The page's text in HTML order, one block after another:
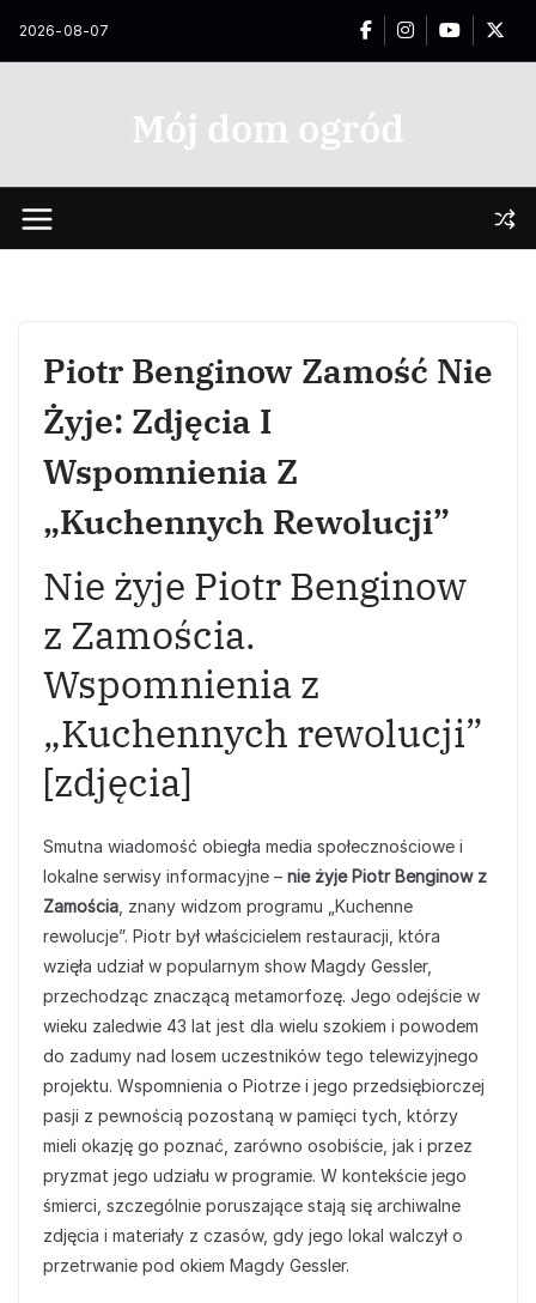
2026-08-07
Mój dom ogród
Piotr Benginow Zamość Nie
Żyje: Zdjęcia I
Wspomnienia Z
„Kuchennych Rewolucji”
Nie żyje Piotr Benginow
z Zamościa.
Wspomnienia z
„Kuchennych rewolucji”
[zdjęcia]
Smutna wiadomość obiegła media społecznościowe i
lokalne serwisy informacyjne – nie żyje Piotr Benginow z
Zamościa , znany widzom programu „Kuchenne
rewolucje”. Piotr był właścicielem restauracji, która
wzięła udział w popularnym show Magdy Gessler,
przechodząc znaczącą metamorfozę. Jego odejście w
wieku zaledwie 43 lat jest dla wielu szokiem i powodem
do zadumy nad losem uczestników tego telewizyjnego
projektu. Wspomnienia o Piotrze i jego przedsiębiorczej
pasji z pewnością pozostaną w pamięci tych, którzy
mieli okazję go poznać, zarówno osobiście, jak i przez
pryzmat jego udziału w programie. W kontekście jego
śmierci, szczególnie poruszające stają się archiwalne
zdjęcia i materiały z czasów, gdy jego lokal walczył o
przetrwanie pod okiem Magdy Gessler.